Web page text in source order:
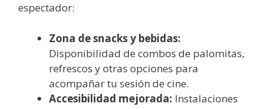
espectador:
Zona de snacks y bebidas:
Disponibilidad de combos de palomitas,
refrescos y otras opciones para
acompañar tu sesión de cine.
Accesibilidad mejorada: Instalaciones